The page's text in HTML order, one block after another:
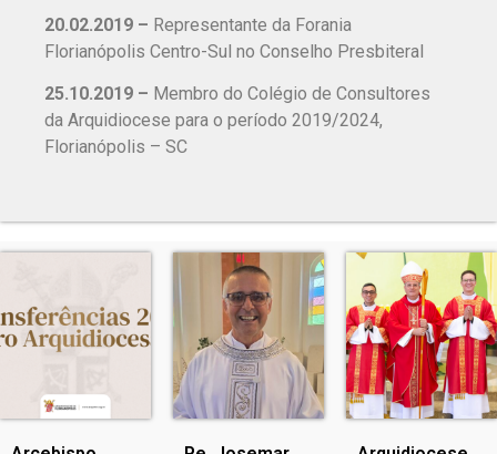
20.02.2019 – Representante da Forania
Florianópolis Centro-Sul no Conselho Presbiteral
25.10.2019 – Membro do Colégio de Consultores
da Arquidiocese para o período 2019/2024,
Florianópolis – SC